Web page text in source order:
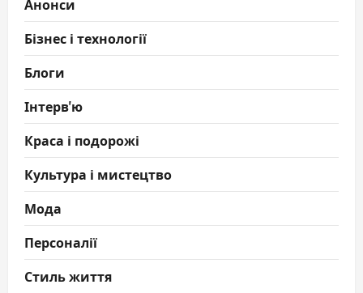
Бізнес і технології
Блоги
Інтерв'ю
Краса і подорожі
Культура і мистецтво
Мода
Персоналії
Стиль життя